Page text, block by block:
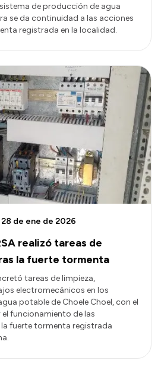
de producción de agua
se da continuidad a las acciones
registrada en la localidad.
realizó tareas de
la fuerte tormenta
28 de ene de 2026
tareas de limpieza,
electromecánicos en los
potable de Choele Choel, con el
funcionamiento de las
fuerte tormenta registrada